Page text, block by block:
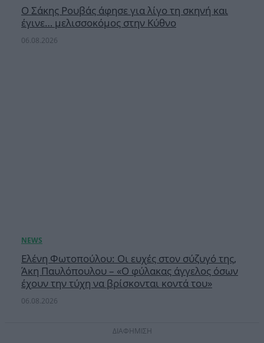
Ο Σάκης Ρουβάς άφησε για λίγο τη σκηνή και
έγινε… μελισσοκόμος στην Κύθνο
06.08.2026
Ελένη Φωτοπούλου: Οι ευχές στον σύζυγό της,
Άκη Παυλόπουλου – «Ο φύλακας άγγελος όσων
έχουν την τύχη να βρίσκονται κοντά του»
06.08.2026
ΔΙΑΦΗΜΙΣΗ